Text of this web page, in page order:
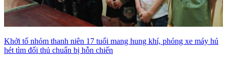
Khởi tố nhóm thanh niên 17 tuổi mang hung khí, phóng xe máy hú
hét tìm đối thủ chuẩn bị hỗn chiến